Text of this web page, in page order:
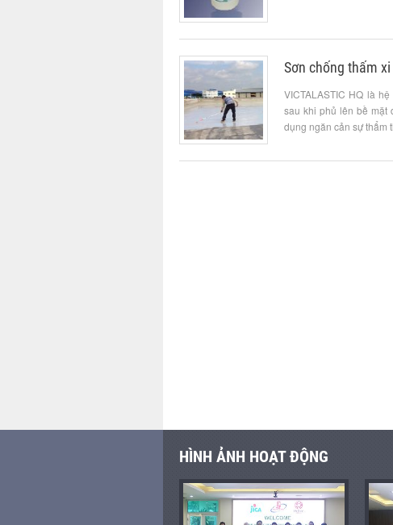
Sơn chống thấm
VICTALASTIC HQ là
sau khi phủ lên bề mặt
dụng ngăn cản sự thẩm
HÌNH ẢNH HOẠT ĐỘNG